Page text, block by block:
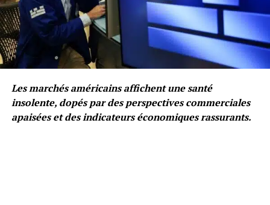
Les marchés américains affichent une santé
insolente, dopés par des perspectives commerciales
apaisées et des indicateurs économiques rassurants.